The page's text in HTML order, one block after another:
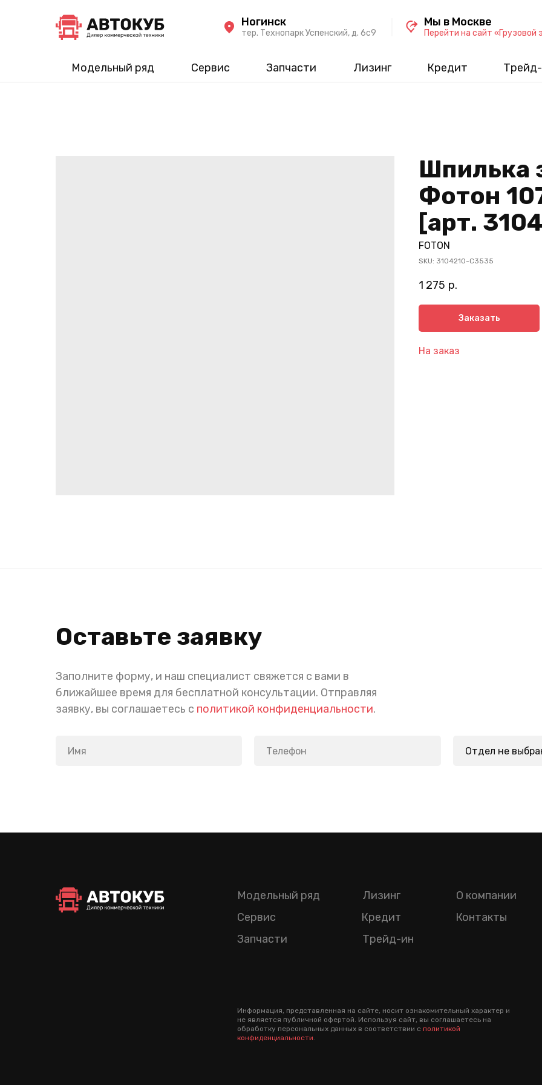
Модельный ряд Сервис Запчасти Лизинг Кредит
тер. Технопарк Успенский, д. 6c9
Ногинск
Перейти на сайт «Грузовой
Мы в Москве
Шпилька
Фотон
[арт.
FOTON
SKU: 3104210-C3535
1 275 р.
Заказать
На заказ
Оставьте заявку
Заполните форму, и наш специалист свяжется с вами в
ближайшее время для бесплатной консультации. Отправляя
заявку, вы соглашаетесь с политикой конфиденциальности.
Лизинг
Кредит
Трейд-ин
Модельный ряд
Сервис
Запчасти
О компании
Контакты
Информация, представленная на сайте, носит ознакомительный характер и
не является публичной офертой. Используя сайт, вы соглашаетесь на
обработку персональных данных в соответствии с политикой
конфиденциальности.